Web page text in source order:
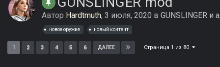
Автор Hardtmuth, 3 июля, 2020 в GUNSLINGER и
новое оружие новый контент
1 2 3 4 5 6 ДАЛЕЕ Страница 1 из 80